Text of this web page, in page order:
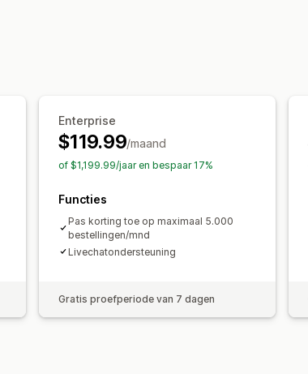
beheren
Triggers en regels
Tagging Filteren
Enterprise
$119.99/maand
of $1,199.99/jaar en bespaar 17%
Functies
Pas korting toe op maximaal 5.000
bestellingen/mnd
Livechatondersteuning
Gratis proefperiode van 7 dagen